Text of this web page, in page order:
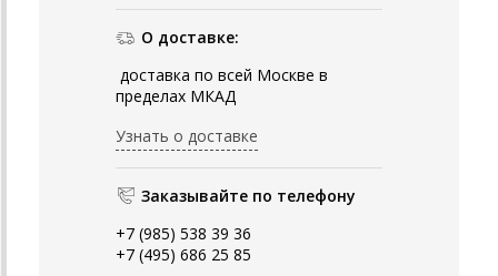
О доставке:
доставка по всей Москве в
пределах МКАД
Узнать о доставке
Заказывайте по телефону
+7 (985) 538 39 36
+7 (495) 686 25 85